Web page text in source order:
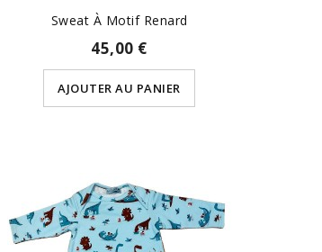
Sweat À Motif Renard
45,00 €
AJOUTER AU PANIER